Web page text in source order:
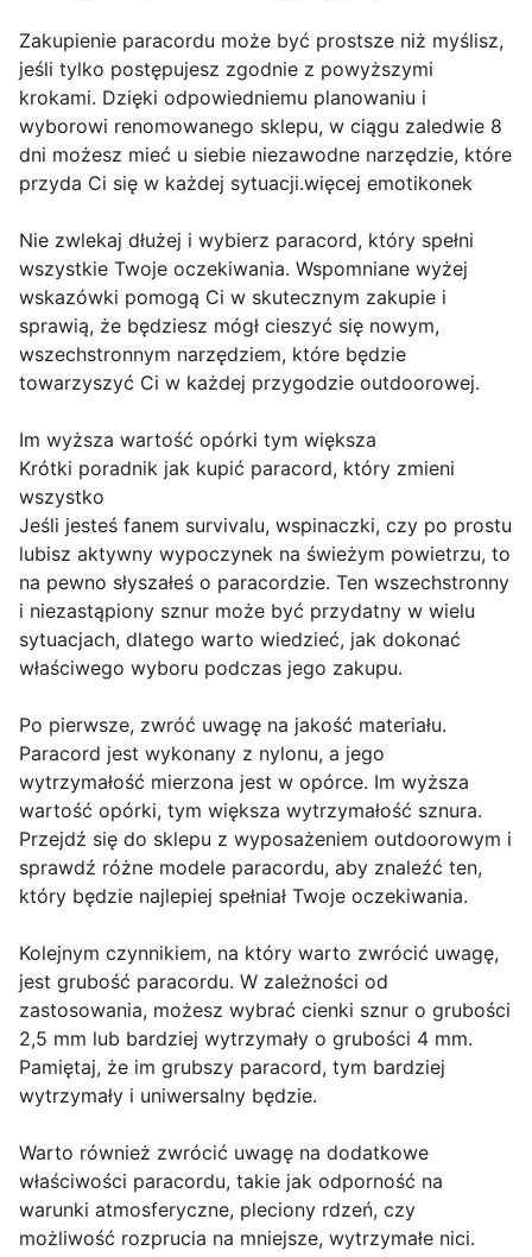
Zakupienie paracordu może być prostsze niż myślisz,
jeśli tylko postępujesz zgodnie z powyższymi
krokami. Dzięki odpowiedniemu planowaniu i
wyborowi renomowanego sklepu, w ciągu zaledwie 8
dni możesz mieć u siebie niezawodne narzędzie, które
przyda Ci się w każdej sytuacji.więcej emotikonek
Nie zwlekaj dłużej i wybierz paracord, który spełni
wszystkie Twoje oczekiwania. Wspomniane wyżej
wskazówki pomogą Ci w skutecznym zakupie i
sprawią, że będziesz mógł cieszyć się nowym,
wszechstronnym narzędziem, które będzie
towarzyszyć Ci w każdej przygodzie outdoorowej.
Im wyższa wartość opórki tym większa
Krótki poradnik jak kupić paracord, który zmieni
wszystko
Jeśli jesteś fanem survivalu, wspinaczki, czy po prostu
lubisz aktywny wypoczynek na świeżym powietrzu, to
na pewno słyszałeś o paracordzie. Ten wszechstronny
i niezastąpiony sznur może być przydatny w wielu
sytuacjach, dlatego warto wiedzieć, jak dokonać
właściwego wyboru podczas jego zakupu.
Po pierwsze, zwróć uwagę na jakość materiału.
Paracord jest wykonany z nylonu, a jego
wytrzymałość mierzona jest w opórce. Im wyższa
wartość opórki, tym większa wytrzymałość sznura.
Przejdź się do sklepu z wyposażeniem outdoorowym i
sprawdź różne modele paracordu, aby znaleźć ten,
który będzie najlepiej spełniał Twoje oczekiwania.
Kolejnym czynnikiem, na który warto zwrócić uwagę,
jest grubość paracordu. W zależności od
zastosowania, możesz wybrać cienki sznur o grubości
2,5 mm lub bardziej wytrzymały o grubości 4 mm.
Pamiętaj, że im grubszy paracord, tym bardziej
wytrzymały i uniwersalny będzie.
Warto również zwrócić uwagę na dodatkowe
właściwości paracordu, takie jak odporność na
warunki atmosferyczne, pleciony rdzeń, czy
możliwość rozprucia na mniejsze, wytrzymałe nici.